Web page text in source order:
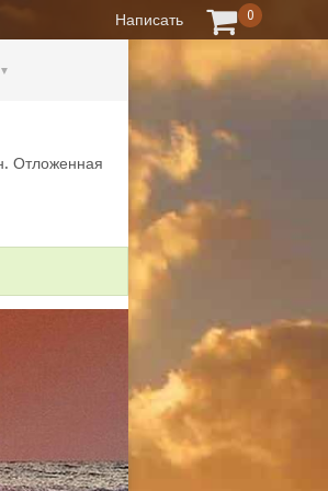
Отложенная
Написать 0